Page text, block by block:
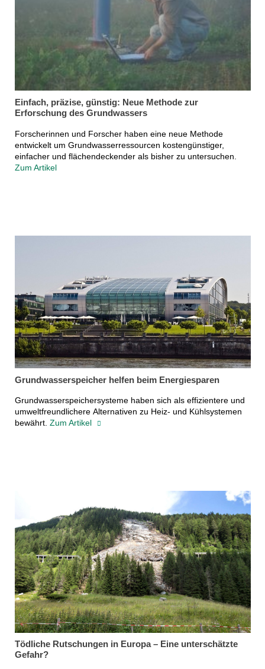
Einfach, präzise, günstig: Neue Methode zur
Erforschung des Grundwassers
Forscherinnen und Forscher haben eine neue Methode
entwickelt um Grundwasserressourcen kostengünstiger,
einfacher und flächendeckender als bisher zu untersuchen.
Zum Artikel
Grundwasserspeicher helfen beim Energiesparen
Grundwasserspeichersysteme haben sich als effizientere und
umweltfreundlichere Alternativen zu Heiz- und Kühlsystemen
bewährt. Zum Artikel
Tödliche Rutschungen in Europa – Eine unterschätzte
Gefahr?